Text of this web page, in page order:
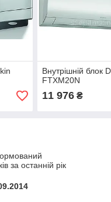
Внутрішній блок
FTXM20N
11 976₴
за останній рік